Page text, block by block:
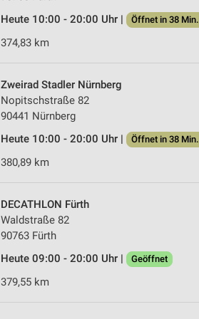
Heute 10:00 - 20:00 Uhr |
Öffnet in 38 Min.
374,83 km
Zweirad Stadler Nürnberg
Nopitschstraße 82
90441 Nürnberg
Heute 10:00 - 20:00 Uhr |
Öffnet in 38 Min.
380,89 km
DECATHLON Fürth
Waldstraße 82
90763 Fürth
Heute 09:00 - 20:00 Uhr |
Geöffnet
379,55 km